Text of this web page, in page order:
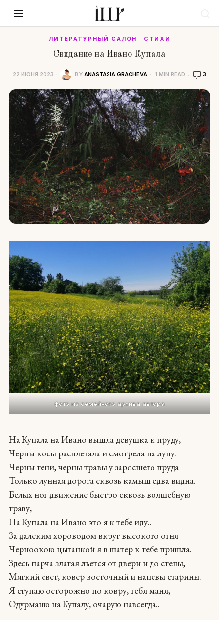
ЛИТЕРАТУРНЫЙ САЛОН · СТИХИ
Свидание на Ивано Купала
22 ИЮНЯ 2023 BY ANASTASIA GRACHEVA 1 MIN READ 3
фото из семейного архива автора
На Купала на Ивано вышла девушка к пруду,
Черны косы расплетала и смотрела на луну.
Черны тени, черны травы у заросшего пруда
Только лунная дорога сквозь камыш едва видна.
Белых ног движение быстро сквозь волшебную
траву,
На Купала на Ивано это я к тебе иду..
За далеким хороводом вкруг высокого огня
Черноокою цыганкой я в шатер к тебе пришла.
Здесь парча златая льется от двери и до стены,
Мягкий свет, ковер восточный и напевы старины.
Я ступаю осторожно по ковру, тебя маня,
Одурманю на Купалу, очарую навсегда..